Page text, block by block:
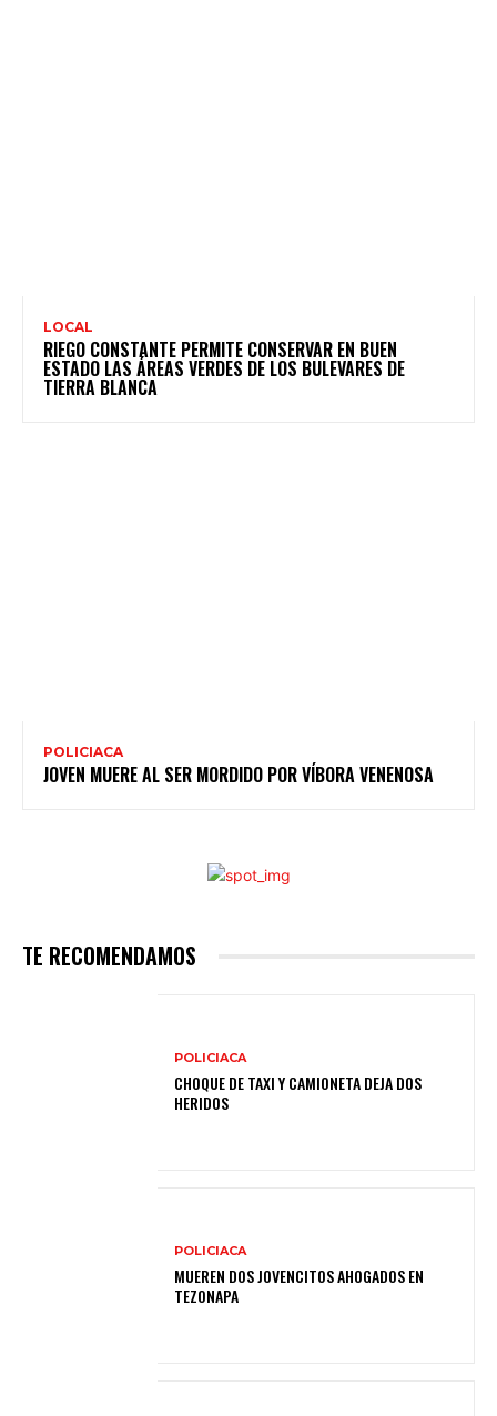
LOCAL
RIEGO CONSTANTE PERMITE CONSERVAR EN BUEN
ESTADO LAS ÁREAS VERDES DE LOS BULEVARES DE
TIERRA BLANCA
POLICIACA
JOVEN MUERE AL SER MORDIDO POR VÍBORA VENENOSA
TE RECOMENDAMOS
POLICIACA
CHOQUE DE TAXI Y CAMIONETA DEJA DOS
HERIDOS
POLICIACA
MUEREN DOS JOVENCITOS AHOGADOS EN
TEZONAPA